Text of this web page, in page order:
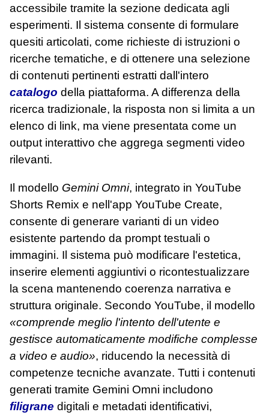
accessibile tramite la sezione dedicata agli
esperimenti. Il sistema consente di formulare
quesiti articolati, come richieste di istruzioni o
ricerche tematiche, e di ottenere una selezione
di contenuti pertinenti estratti dall'intero
catalogo della piattaforma. A differenza della
ricerca tradizionale, la risposta non si limita a un
elenco di link, ma viene presentata come un
output interattivo che aggrega segmenti video
rilevanti.
Il modello Gemini Omni, integrato in YouTube
Shorts Remix e nell'app YouTube Create,
consente di generare varianti di un video
esistente partendo da prompt testuali o
immagini. Il sistema può modificare l'estetica,
inserire elementi aggiuntivi o ricontestualizzare
la scena mantenendo coerenza narrativa e
struttura originale. Secondo YouTube, il modello
«comprende meglio l'intento dell'utente e
gestisce automaticamente modifiche complesse
a video e audio», riducendo la necessità di
competenze tecniche avanzate. Tutti i contenuti
generati tramite Gemini Omni includono
filigrane digitali e metadati identificativi,